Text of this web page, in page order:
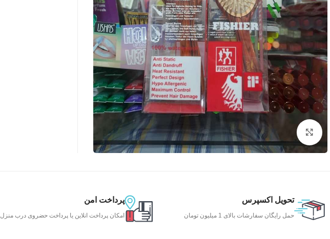
بزرگنمایی تصویر
تحویل اکسپرس
حمل رایگان سفارشات بالای 1 میلیون تومان
پرداخت امن
امکان پرداخت انلاین یا پرداخت حضروی درب منزل